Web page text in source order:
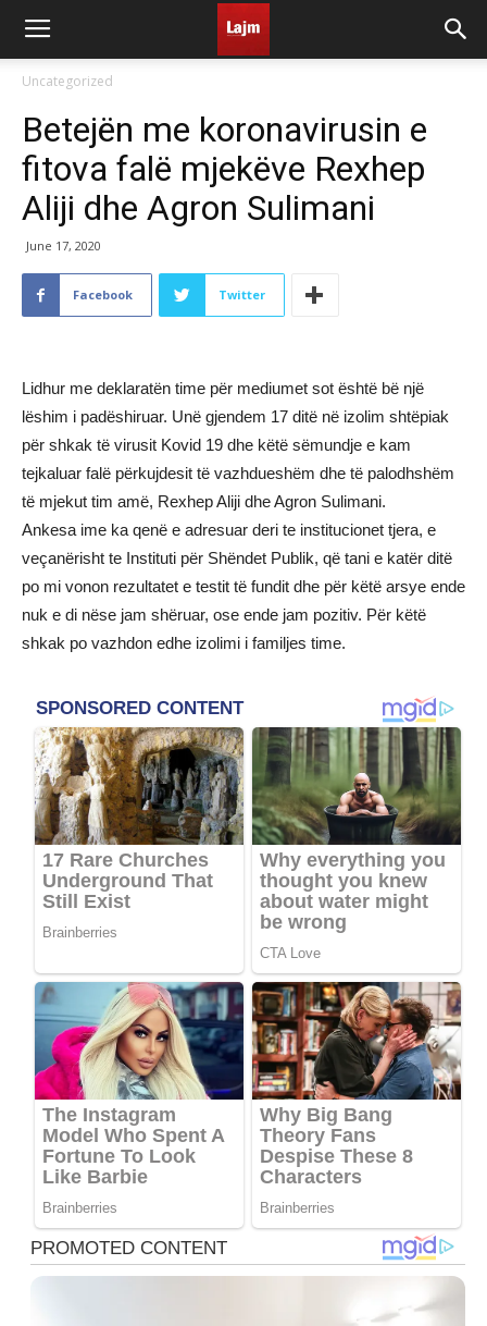
Uncategorized
Betejën me koronavirusin e
fitova falë mjekëve Rexhep
Aliji dhe Agron Sulimani
June 17, 2020
Facebook Twitter
Lidhur me deklaratën time për mediumet sot është bë një
lëshim i padëshiruar. Unë gjendem 17 ditë në izolim shtëpiak
për shkak të virusit Kovid 19 dhe këtë sëmundje e kam
tejkaluar falë përkujdesit të vazhdueshëm dhe të palodhshëm
të mjekut tim amë, Rexhep Aliji dhe Agron Sulimani.
Ankesa ime ka qenë e adresuar deri te institucionet tjera, e
veçanërisht te Instituti për Shëndet Publik, që tani e katër ditë
po mi vonon rezultatet e testit të fundit dhe për këtë arsye ende
nuk e di nëse jam shëruar, ose ende jam pozitiv. Për këtë
shkak po vazhdon edhe izolimi i familjes time.